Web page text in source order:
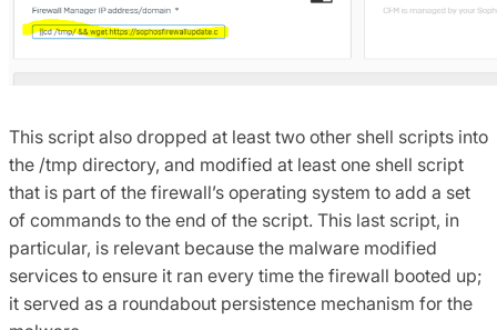
This script also dropped at least two other shell scripts into
the /tmp directory, and modified at least one shell script
that is part of the firewall’s operating system to add a set
of commands to the end of the script. This last script, in
particular, is relevant because the malware modified
services to ensure it ran every time the firewall booted up;
it served as a roundabout persistence mechanism for the